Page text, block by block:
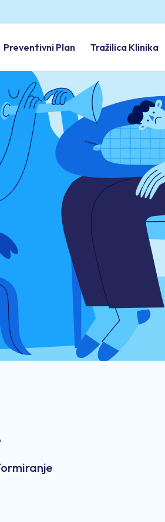
Preventivni Plan Tražilica Klinika